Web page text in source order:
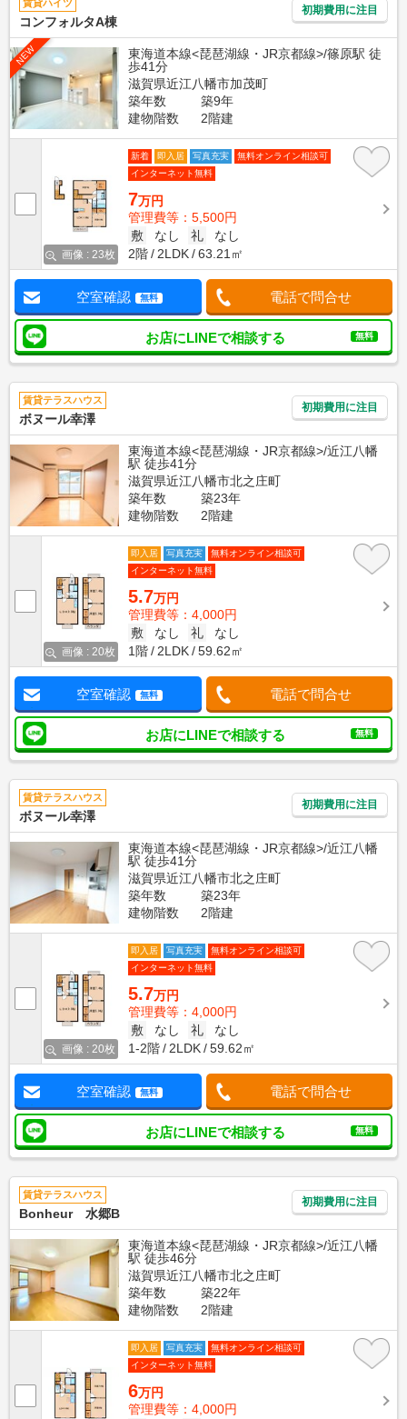
賃貸ハイツ
コンフォルタA棟
初期費用に注目
NEW
東海道本線<琵琶湖線・JR京都線>/篠原駅 徒
歩41分
滋賀県近江八幡市加茂町
築年数
築9年
建物階数
2階建
画像 : 23枚
新着 即入居 写真充実
無料オンライン相談可
インターネット無料
7万円
管理費等：5,500円
敷
なし 礼
なし
2階
2LDK 63.21㎡
空室確認 無料 電話で問合せ
お店にLINEで相談する 無料
賃貸テラスハウス
ボヌール幸澤
初期費用に注目
東海道本線<琵琶湖線・JR京都線>/近江八幡
駅 徒歩41分
滋賀県近江八幡市北之庄町
築年数
築23年
建物階数
2階建
画像 : 20枚
即入居 写真充実
無料オンライン相談可
インターネット無料
5.7万円
管理費等：4,000円
敷
なし 礼
なし
1階
2LDK 59.62㎡
空室確認 無料 電話で問合せ
お店にLINEで相談する 無料
賃貸テラスハウス
ボヌール幸澤
初期費用に注目
東海道本線<琵琶湖線・JR京都線>/近江八幡
駅 徒歩41分
滋賀県近江八幡市北之庄町
築年数
築23年
建物階数
2階建
画像 : 20枚
即入居 写真充実
無料オンライン相談可
インターネット無料
5.7万円
管理費等：4,000円
敷
なし 礼
なし
1-2階
2LDK 59.62㎡
空室確認 無料 電話で問合せ
お店にLINEで相談する 無料
賃貸テラスハウス
Bonheur 水郷B
初期費用に注目
東海道本線<琵琶湖線・JR京都線>/近江八幡
駅 徒歩46分
滋賀県近江八幡市北之庄町
築年数
築22年
建物階数
2階建
即入居 写真充実
無料オンライン相談可
インターネット無料
6万円
管理費等：4,000円